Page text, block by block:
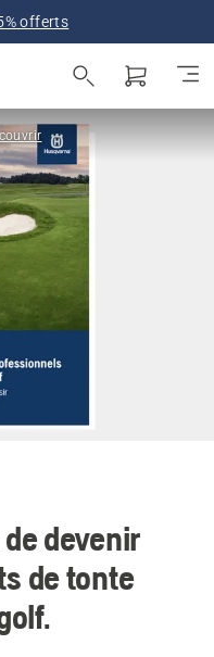
offerts
devenir
de tonte